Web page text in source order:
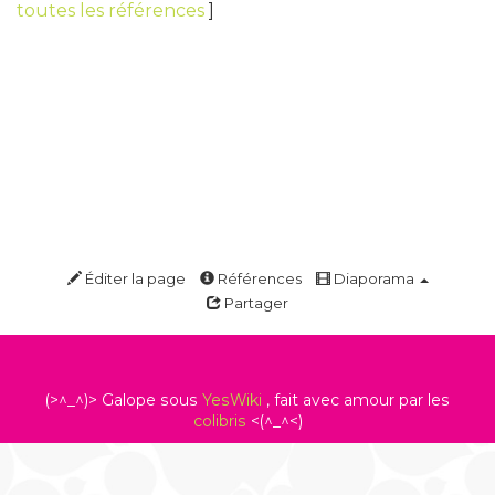
toutes les références ]
Éditer la page Références
Diaporama
Partager
(>^_^)> Galope sous YesWiki , fait avec amour par les
colibris <(^_^<)